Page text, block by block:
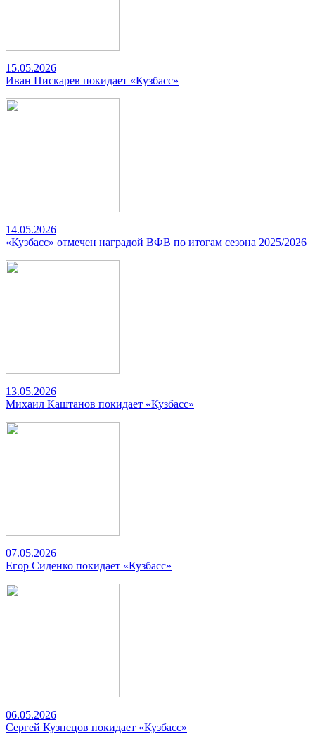
15.05.2026
Иван Пискарев покидает «Кузбасс»
14.05.2026
«Кузбасс» отмечен наградой ВФВ по итогам сезона 2025/2026
13.05.2026
Михаил Каштанов покидает «Кузбасс»
07.05.2026
Егор Сиденко покидает «Кузбасс»
06.05.2026
Сергей Кузнецов покидает «Кузбасс»